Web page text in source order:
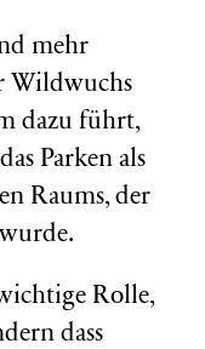
mehr
Wildwuchs
dazu führt,
Parken als
Raums, der
Rolle,
dass